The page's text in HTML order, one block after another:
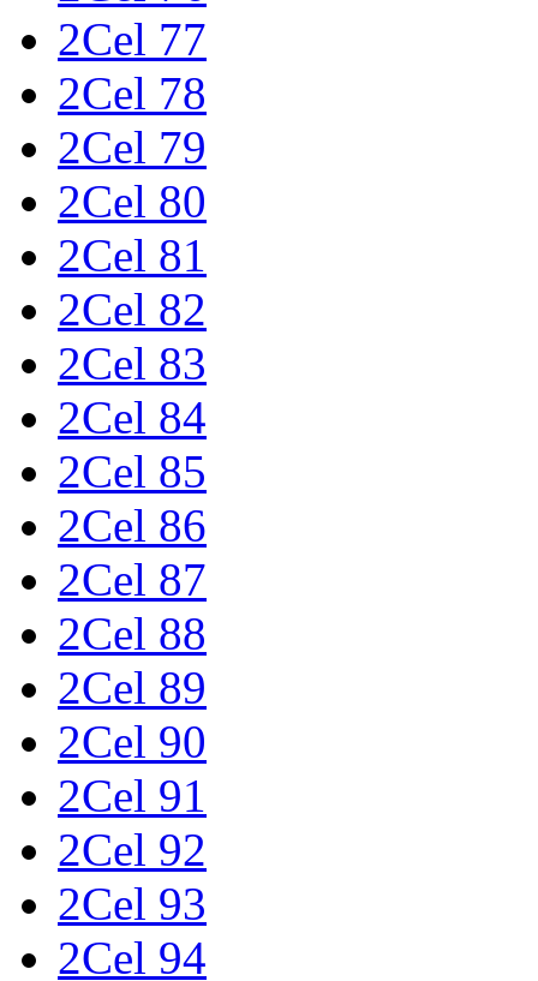
2Cel 77
2Cel 78
2Cel 79
2Cel 80
2Cel 81
2Cel 82
2Cel 83
2Cel 84
2Cel 85
2Cel 86
2Cel 87
2Cel 88
2Cel 89
2Cel 90
2Cel 91
2Cel 92
2Cel 93
2Cel 94